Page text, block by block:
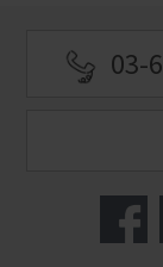
03-